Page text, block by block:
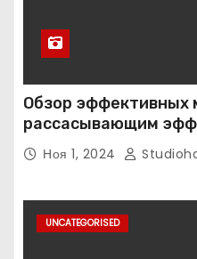
Обзор эффективных
рассасывающим
Ноя 1, 2024
UNCATEGORISED